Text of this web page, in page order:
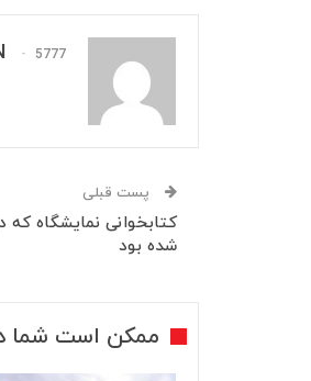
5777 پست
پست قبلی
‏کتابخوانی‬⁩ نمایشگاه که
شده بود
ممکن است شما